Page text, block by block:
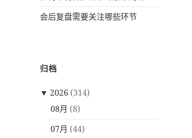
会后复盘需要关注哪些环节
归档
▼ 2026 (314)
08月 (8)
07月 (44)